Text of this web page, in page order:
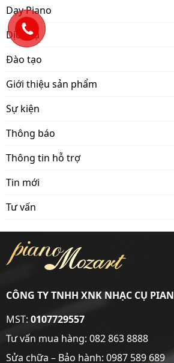
Dạy Piano
Dịch vụ
Đào tạo
Giới thiệu sản phẩm
Sự kiện
Thông báo
Thông tin hỗ trợ
Tin mới
Tư vấn
CÔNG TY TNHH XNK NHẠC CỤ
MST:0107729557
Tư vấn mua hàng: 082 863 8888
Sửa chữa – Bảo hành: 0987 589 689